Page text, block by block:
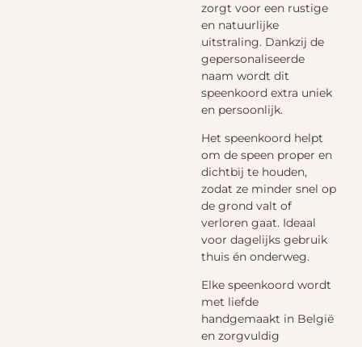
zorgt voor een rustige
en natuurlijke
uitstraling. Dankzij de
gepersonaliseerde
naam wordt dit
speenkoord extra uniek
en persoonlijk.
Het speenkoord helpt
om de speen proper en
dichtbij te houden,
zodat ze minder snel op
de grond valt of
verloren gaat. Ideaal
voor dagelijks gebruik
thuis én onderweg.
Elke speenkoord wordt
met liefde
handgemaakt in België
en zorgvuldig